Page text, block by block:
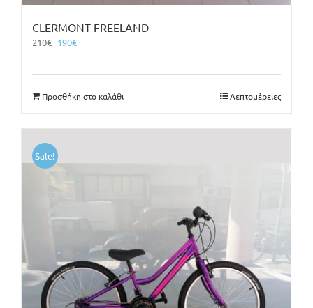
CLERMONT FREELAND
210€ Original
210€.
190€Η
είναι:
190€.
Προσθήκη στο καλάθι Λεπτομέρειες
Sale!